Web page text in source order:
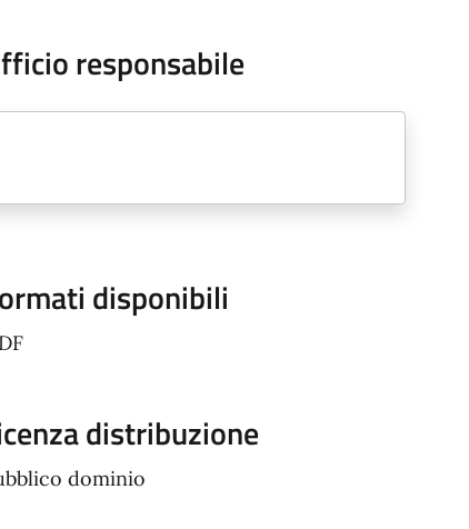
responsabile
disponibili
distribuzione
dominio